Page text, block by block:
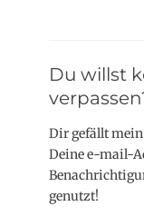
Du willst
Dir gefällt mein
Deine e-mail-
genutzt!